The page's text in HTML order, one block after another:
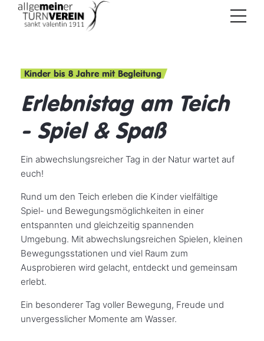
Kinder bis 8 Jahre mit Begleitung
Erlebnistag am Teich
- Spiel & Spaß
Ein abwechslungsreicher Tag in der Natur wartet auf
euch!
Rund um den Teich erleben die Kinder vielfältige
Spiel- und Bewegungsmöglichkeiten in einer
entspannten und gleichzeitig spannenden
Umgebung. Mit abwechslungsreichen Spielen, kleinen
Bewegungsstationen und viel Raum zum
Ausprobieren wird gelacht, entdeckt und gemeinsam
erlebt.
Ein besonderer Tag voller Bewegung, Freude und
unvergesslicher Momente am Wasser.